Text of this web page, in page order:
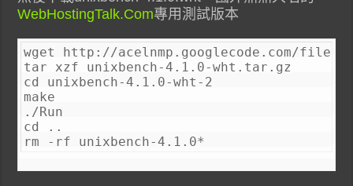
WebHostingTalk.Com專用測試版本
wget http://acelnmp.googlecode.com/
tar xzf unixbench-4.1.0-wht.tar.gz
cd unixbench-4.1.0-wht-2
make
./Run
cd ..
rm -rf unixbench-4.1.0*